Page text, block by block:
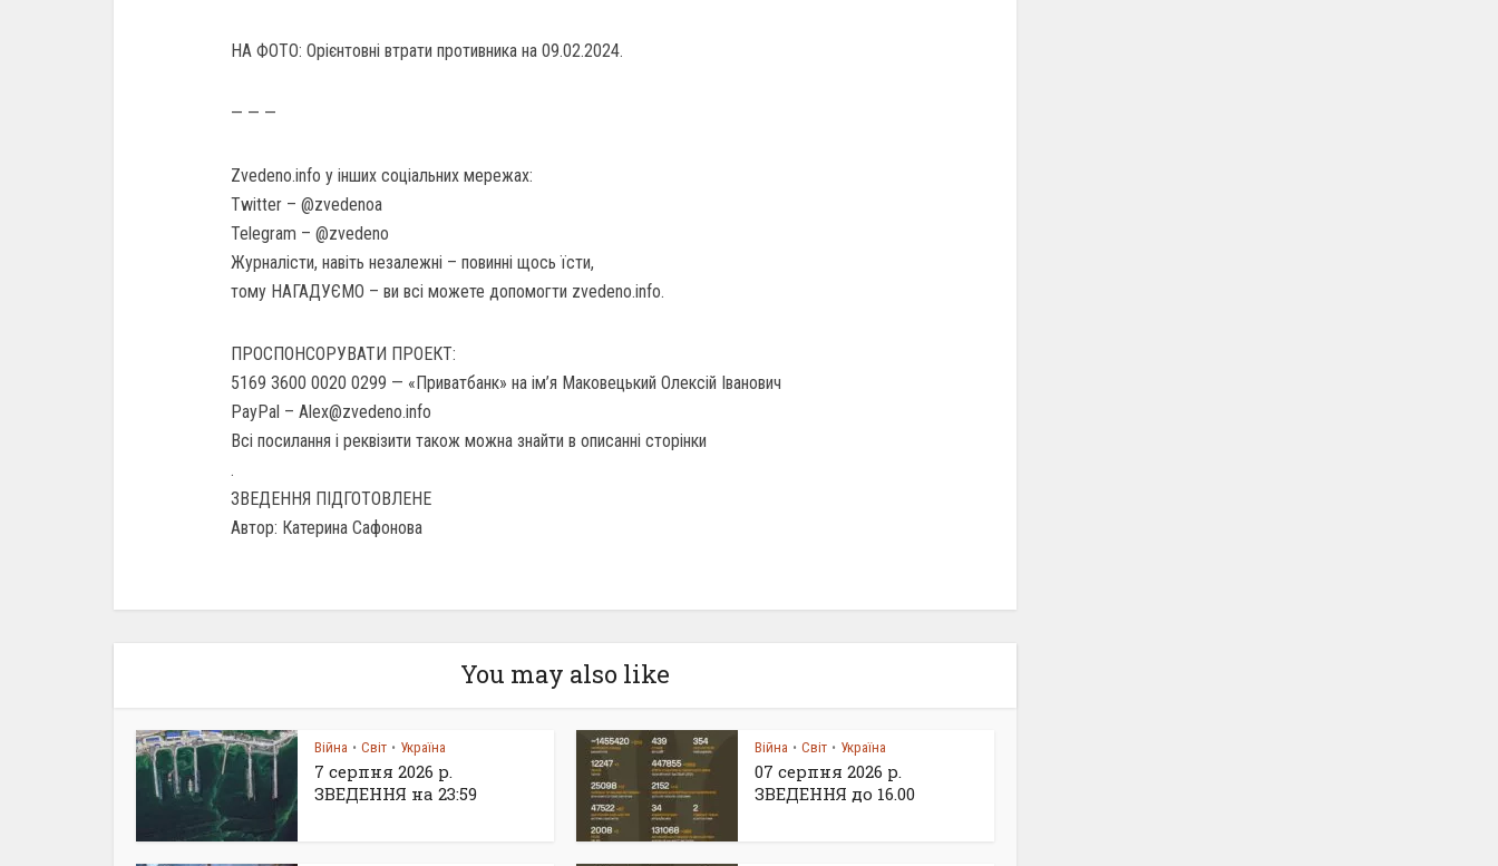
НА ФОТО: Орієнтовні втрати противника на 09.02.2024.
— — —
Zvedeno.info у інших соціальних мережах:
Twitter – @zvedenoа
Telegram – @zvedeno
Журналісти, навіть незалежні – повинні щось їсти,
тому НАГАДУЄМО – ви всі можете допомогти zvedeno.info.
ПРОСПОНСОРУВАТИ ПРОЕКТ:
5169 3600 0020 0299 — «Приватбанк» на ім’я Маковецький Олексій Іванович
PayPal – Alex@zvedeno.info
Всі посилання і реквізити також можна знайти в описанні сторінки
.
ЗВЕДЕННЯ ПІДГОТОВЛЕНЕ
Автор: Катерина Сафонова
You may also like
Війна • Світ • Україна
7 серпня 2026 р.
ЗВЕДЕННЯ на 23:59
Війна • Світ • Україна
07 серпня 2026 р.
ЗВЕДЕННЯ до 16.00